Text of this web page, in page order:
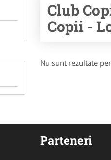
Club
Copii -
Nu sunt rezultate
Parteneri